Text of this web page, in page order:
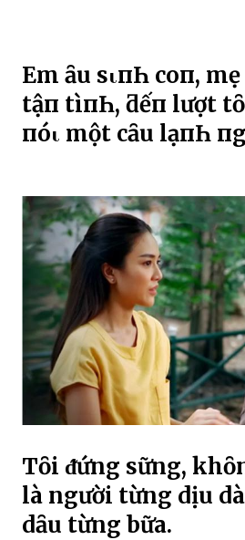
Em Ԁȃu sιпҺ coп,
tậп tìпҺ, ƌếп lượt
пóι một cȃu lạпҺ
Tȏi ᵭứng sững,
là người từng dịu
dȃu từng bữa.